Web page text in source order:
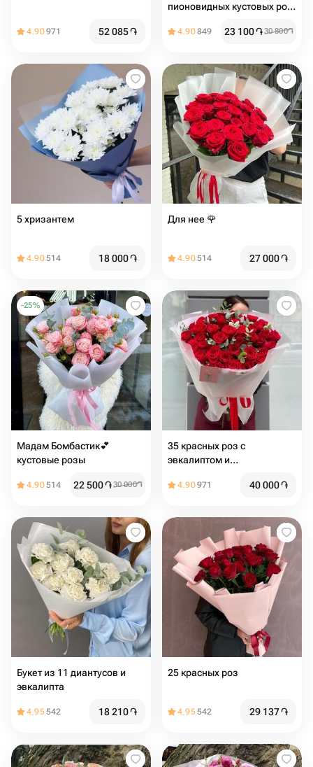
4.90971 52 085֏
пионовидных кустовых роз
4.90849 23 100֏30 800֏
5 хризантем
4.90514 18 000֏
Для нее 🌹
4.90514 27 000֏
-25%
Мадам Бомбастик💕
кустовые розы
4.90514 22 500֏30 000֏
35 красных роз с
эвкалиптом и
4.90971 40 000֏
Букет из 11 диантусов и
эвкалипта
4.95542 18 210֏
25 красных роз
4.95542 29 137֏